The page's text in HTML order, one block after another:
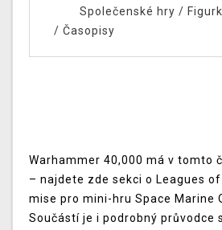
Společenské hry /
/ Časopisy
Warhammer 40,000 má v tomto
– najdete zde sekci o Leagues
mise pro mini-hru Space Marine
Součástí je i podrobný průvodce